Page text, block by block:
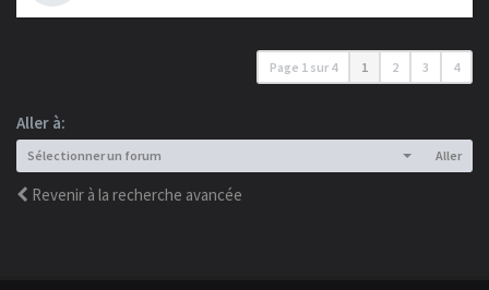
Page 1 sur 4 1 2 3 4
Aller à:
Sélectionner un forum Aller
Revenir à la recherche avancée